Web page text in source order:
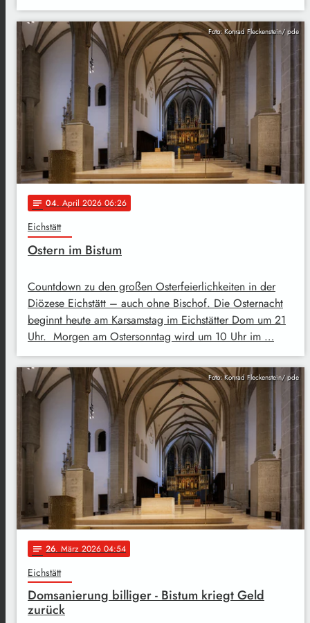
Foto: Konrad Fleckenstein/ pde
notes 04. April 2026 06:26
Eichstätt
Ostern im Bistum
Countdown zu den großen Osterfeierlichkeiten in der
Diözese Eichstätt – auch ohne Bischof. Die Osternacht
beginnt heute am Karsamstag im Eichstätter Dom um 21
Uhr. Morgen am Ostersonntag wird um 10 Uhr im …
Foto: Konrad Fleckenstein/ pde
notes 26. März 2026 04:54
Eichstätt
Domsanierung billiger - Bistum kriegt Geld
zurück